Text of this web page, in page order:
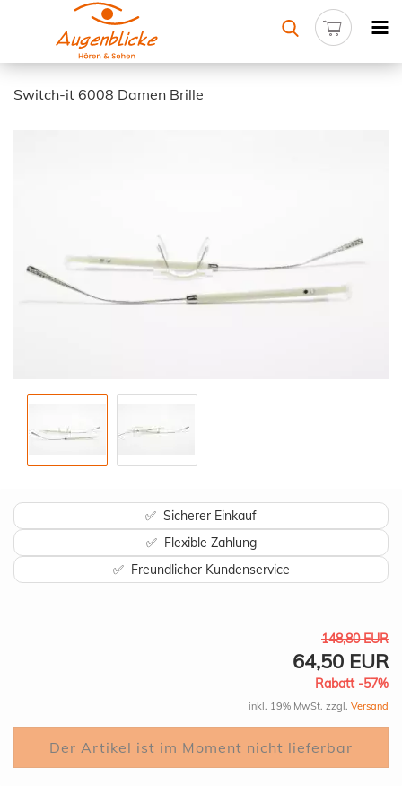
Switch-it 6008 Damen Brille
✅ Sicherer Einkauf
✅ Flexible Zahlung
✅ Freundlicher Kundenservice
148,80 EUR
64,50 EUR
Rabatt -57%
inkl. 19% MwSt. zzgl. Versand